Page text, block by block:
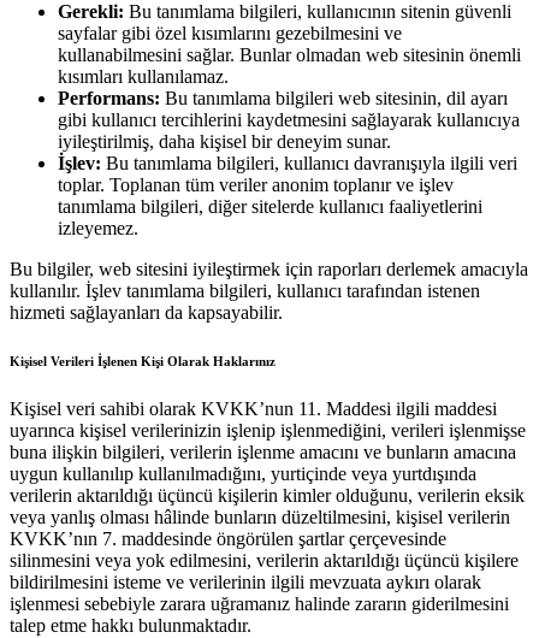
Gerekli: Bu tanımlama bilgileri, kullanıcının sitenin güvenli
sayfalar gibi özel kısımlarını gezebilmesini ve
kullanabilmesini sağlar. Bunlar olmadan web sitesinin önemli
kısımları kullanılamaz.
Performans: Bu tanımlama bilgileri web sitesinin, dil ayarı
gibi kullanıcı tercihlerini kaydetmesini sağlayarak kullanıcıya
iyileştirilmiş, daha kişisel bir deneyim sunar.
İşlev: Bu tanımlama bilgileri, kullanıcı davranışıyla ilgili veri
toplar. Toplanan tüm veriler anonim toplanır ve işlev
tanımlama bilgileri, diğer sitelerde kullanıcı faaliyetlerini
izleyemez.
Bu bilgiler, web sitesini iyileştirmek için raporları derlemek amacıyla
kullanılır. İşlev tanımlama bilgileri, kullanıcı tarafından istenen
hizmeti sağlayanları da kapsayabilir.
Kişisel Verileri İşlenen Kişi Olarak Haklarınız
Kişisel veri sahibi olarak KVKK’nun 11. Maddesi ilgili maddesi
uyarınca kişisel verilerinizin işlenip işlenmediğini, verileri işlenmişse
buna ilişkin bilgileri, verilerin işlenme amacını ve bunların amacına
uygun kullanılıp kullanılmadığını, yurtiçinde veya yurtdışında
verilerin aktarıldığı üçüncü kişilerin kimler olduğunu, verilerin eksik
veya yanlış olması hâlinde bunların düzeltilmesini, kişisel verilerin
KVKK’nın 7. maddesinde öngörülen şartlar çerçevesinde
silinmesini veya yok edilmesini, verilerin aktarıldığı üçüncü kişilere
bildirilmesini isteme ve verilerinin ilgili mevzuata aykırı olarak
işlenmesi sebebiyle zarara uğramanız halinde zararın giderilmesini
talep etme hakkı bulunmaktadır.